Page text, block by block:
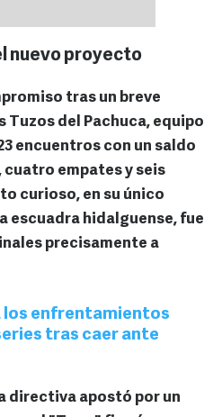
nuevo proyecto
tras un breve
Tuzos del Pachuca, equipo
encuentros con un saldo
empates y seis
curioso, en su único
escuadra hidalguense, fue
precisamente a
los enfrentamientos
tras caer ante
directiva apostó por un